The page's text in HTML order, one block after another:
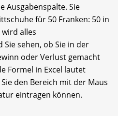
Ausgabenspalte. Sie
für 50 Franken: 50 in
alles
sehen, ob Sie in der
oder Verlust gemacht
Formel in Excel lautet
den Bereich mit der Maus
eintragen können.